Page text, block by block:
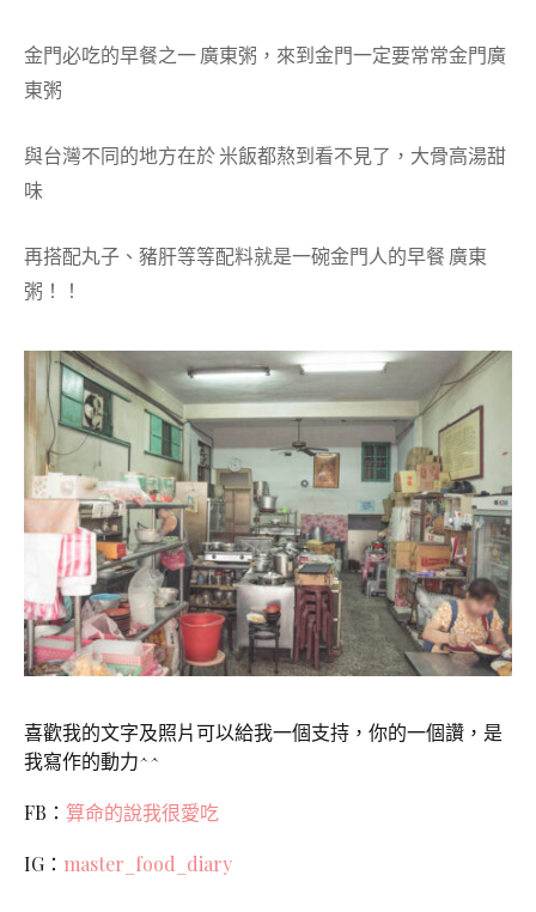
金門必吃的早餐之一 廣東粥，來到金門一定要常常金門廣
東粥
與台灣不同的地方在於 米飯都熬到看不見了，大骨高湯甜
味
再搭配丸子、豬肝等等配料就是一碗金門人的早餐 廣東
粥！！
喜歡我的文字及照片可以給我一個支持，你的一個讚，是
我寫作的動力^^
FB： 算命的說我很愛吃
IG： master_food_diary